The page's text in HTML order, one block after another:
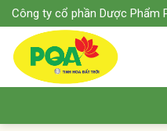
Skip
content
Công ty cổ phần Dược Phẩm